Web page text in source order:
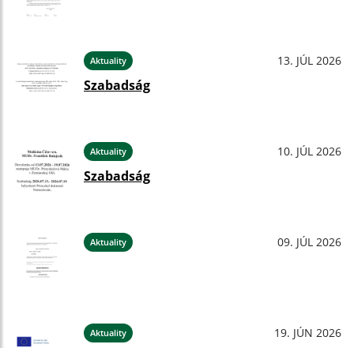
Aktuality 13. JÚL 2026
Szabadság
Aktuality 10. JÚL 2026
Szabadság
Aktuality 09. JÚL 2026
Aktuality 19. JÚN 2026